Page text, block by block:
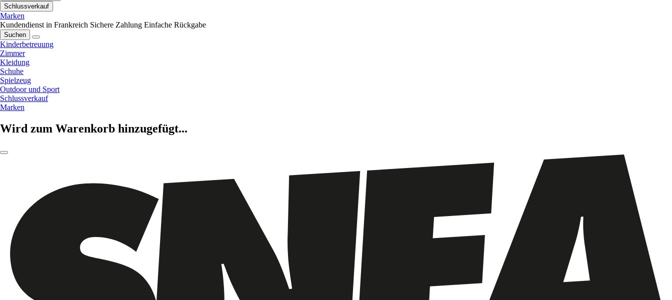
Schlussverkauf
Marken
Kundendienst in Frankreich Sichere Zahlung Einfache Rückgabe
Suchen
Kinderbetreuung
Zimmer
Kleidung
Schuhe
Spielzeug
Outdoor und Sport
Schlussverkauf
Marken
Wird zum Warenkorb hinzugefügt...